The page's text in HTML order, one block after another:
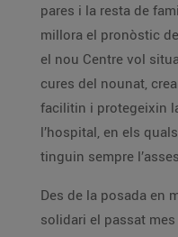
pares i la resta de familiars
millora el pronòstic
el nou Centre vol situar la família al centre de les
cures del nounat, creant espais
facilitin i protegeixin
l’hospital, en els
tinguin
Des de la posada en
solidari el passat mes de febrer els